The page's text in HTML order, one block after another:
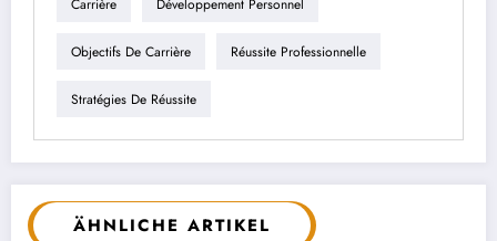
Carrière Développement Personnel
Objectifs De Carrière Réussite Professionnelle
Stratégies De Réussite
ÄHNLICHE ARTIKEL